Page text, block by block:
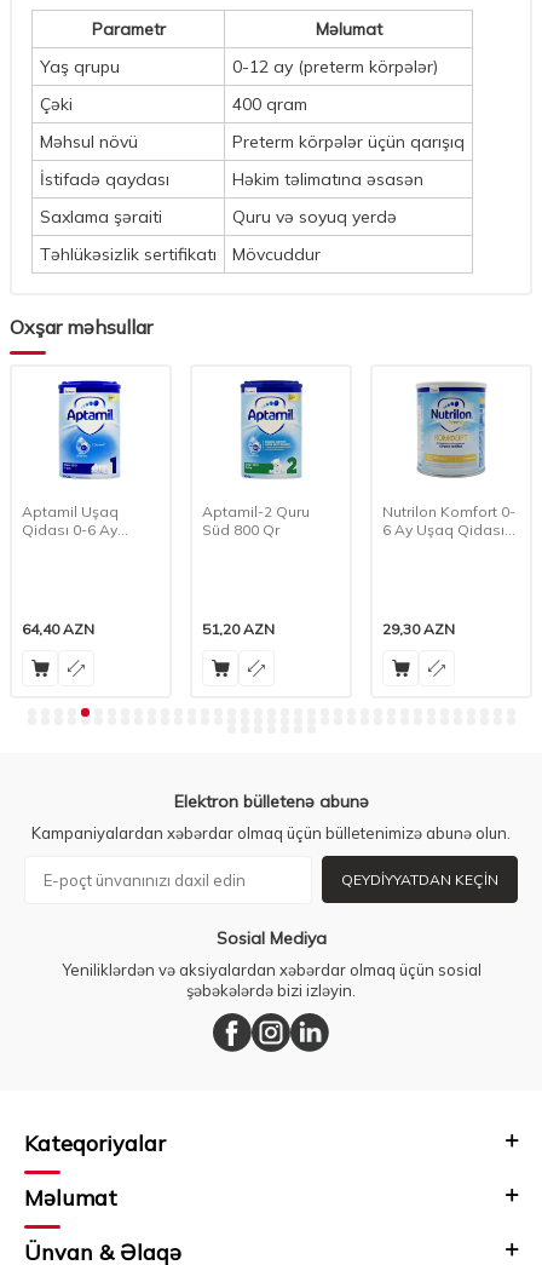
Parametr
Məlumat
Yaş qrupu
0-12 ay (preterm körpələr)
Çəki
400 qram
Məhsul növü
Preterm körpələr üçün qarışıq
İstifadə qaydası
Həkim təlimatına əsasən
Saxlama şəraiti
Quru və soyuq yerdə
Təhlükəsizlik sertifikatı
Mövcuddur
Oxşar məhsullar
Aptamil Uşaq
Qidası 0-6 Ay
64,40AZN
Aptamil-2 Quru
Süd 800 Qr
51,20AZN
Nutrilon Komfort 0-
6 Ay Uşaq Qidası
29,30AZN
Elektron bülletenə abunə
Kampaniyalardan xəbərdar olmaq üçün bülletenimizə abunə olun.
QEYDIYYATDAN KEÇIN
Sosial Mediya
Yeniliklərdən və aksiyalardan xəbərdar olmaq üçün sosial
şəbəkələrdə bizi izləyin.
Kateqoriyalar
Məlumat
Ünvan & Əlaqə